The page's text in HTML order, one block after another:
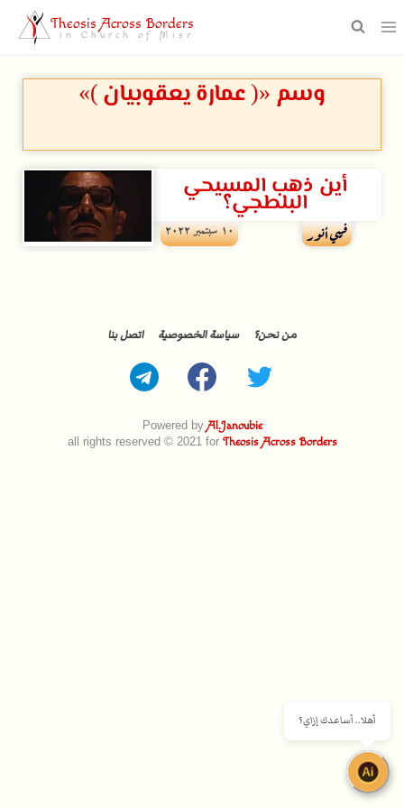
Theosis Across Borders
in Church of Misr
وسم «( عمارة يعقوبيان )»
أين ذهب المسيحي
البلطجي؟
فيبي أنور ۱۰ سبتمبر ۲۰۲۲
Powered by Al.Janoubie
all rights reserved © 2021 for Theosis Across Borders
من نحن؟ سياسة الخصوصية اتصل بنا
أهلا.. أساعدك إزاي؟